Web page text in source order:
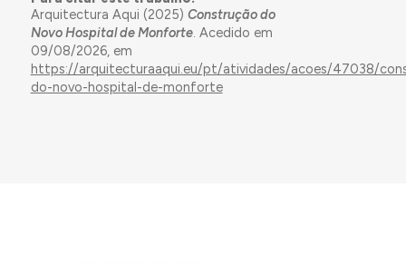
Arquitectura Aqui (2025) Construção do
Novo Hospital de Monforte. Acedido em
09/08/2026, em
https://arquitecturaaqui.eu/pt/atividades/acoes/47038/
do-novo-hospital-de-monforte